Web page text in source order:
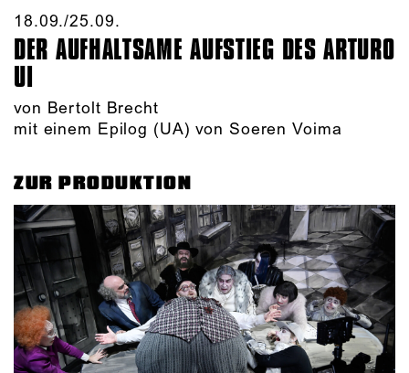
18.09./​25.09.​
DER AUFHALTSAME AUFSTIEG DES ARTURO
UI
von Bertolt Brecht
mit einem Epilog (UA) von Soeren Voima
ZUR PRODUKTION